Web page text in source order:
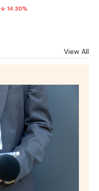
↓ 14.30%
View All